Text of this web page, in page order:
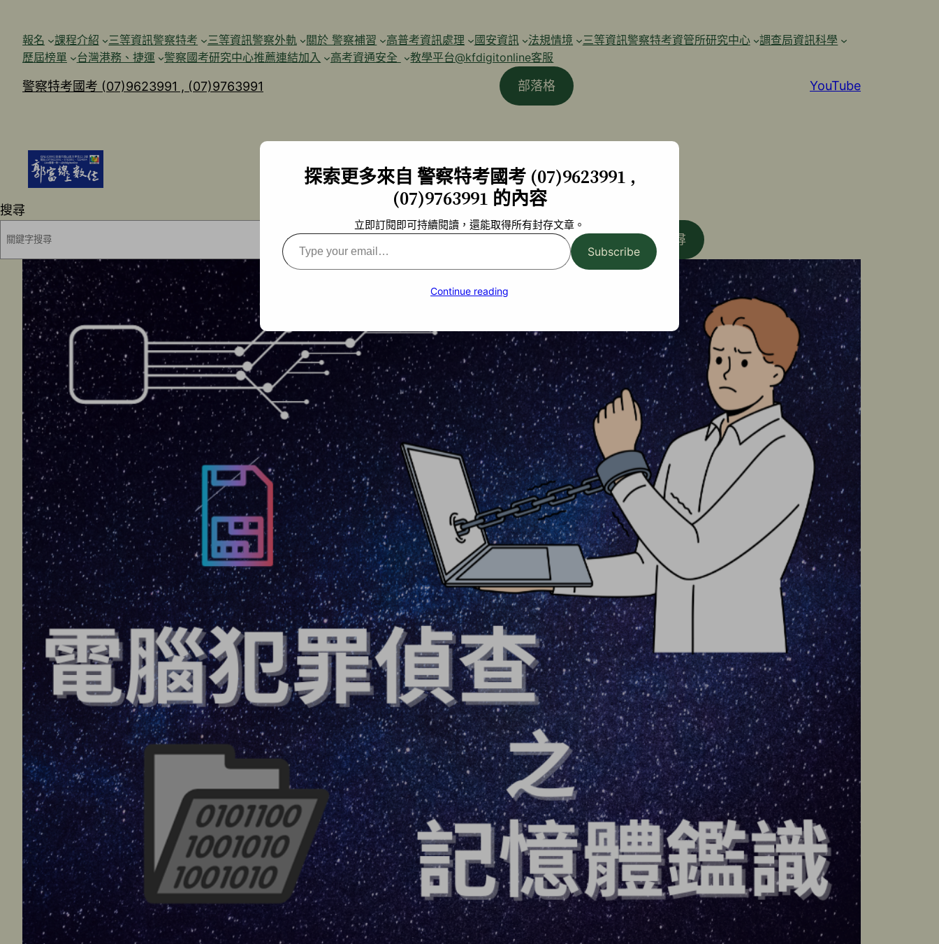
報名 課程介紹 三等資訊警察特考 三等資訊警察外軌 關於 警察補習 高普考資訊處理 國安資訊 法規情境 三等資訊警察特考資管所研究中心
調查局資訊科學
歷屆榜單
台灣港務、捷運 警察國考研究中心推薦連結加入 高考資通安全 教學平台@kfdigitonline客服
警察特考國考 (07)9623991 , (07)9763991 部落格 YouTube
搜尋
搜尋
探索更多來自 警察特考國考 (07)9623991 ,
(07)9763991 的內容
立即訂閱即可持續閱讀，還能取得所有封存文章。
Type
your
Subscribe
Continue reading